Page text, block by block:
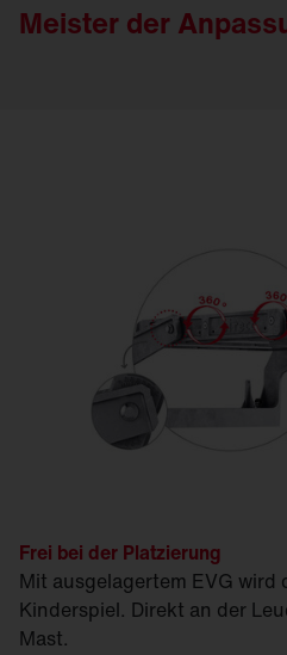
Meister der
Frei bei der Platzierung
Mit ausgelagertem EVG wird
Kinderspiel. Direkt an der
Mast.